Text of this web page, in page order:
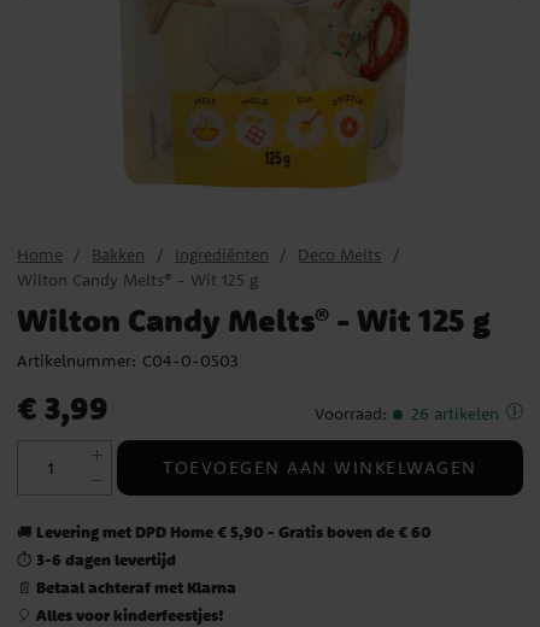
Home Bakken Ingrediënten
Deco Melts
Wilton Candy Melts® - Wit 125 g
Wilton Candy Melts® - Wit 125 g
Artikelnummer: C04-0-0503
Prijs: € 3,99
€ 3,99 Voorraad: 26 artikelen
TOEVOEGEN AAN WINKELWAGEN
🚚 Levering met DPD Home € 5,90 - Gratis boven de € 60
⏱️ 3-6 dagen levertijd
📄 Betaal achteraf met Klarna
🎈 Alles voor kinderfeestjes!